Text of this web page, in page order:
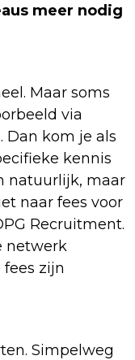
meer nodig
Maar soms
via
Dan kom je als
kennis
natuurlijk, maar
naar fees voor
Recruitment.
netwerk
zijn
Simpelweg